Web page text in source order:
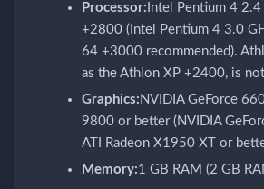
Processor: Intel Pentium 4
+2800 (Intel Pentium 4 3.0
64 +3000 recommended).
as the Athlon XP +2400, is
Graphics: NVIDIA GeForce
9800 or better (NVIDIA
ATI Radeon X1950 XT or
Memory:1 GB RAM (2 GB